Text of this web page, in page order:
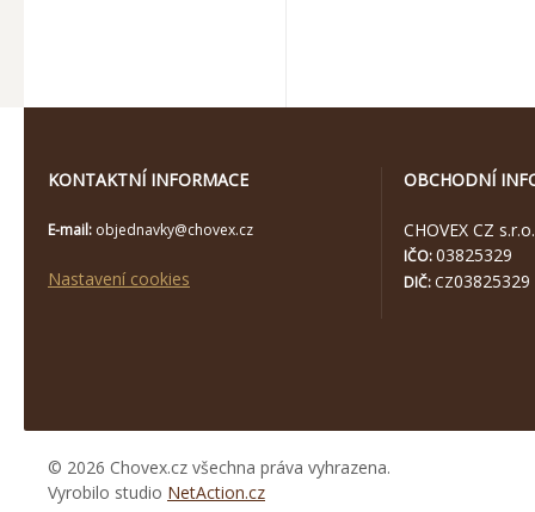
KONTAKTNÍ INFORMACE
E-mail: objednavky@chovex.cz
Nastavení cookies
OBCHODNÍ
CHOVEX CZ s.r.o.
IČO:03825329
DIČ: CZ03825329
© 2026 Chovex.cz všechna práva vyhrazena.
Vyrobilo studio NetAction.cz